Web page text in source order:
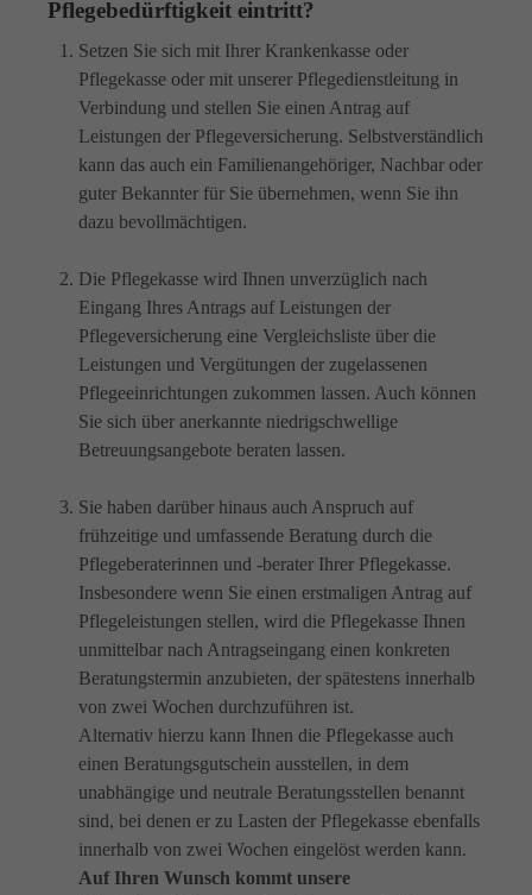
Pflegebedürftigkeit eintritt?
Setzen Sie sich mit Ihrer Krankenkasse oder
Pflegekasse oder mit unserer Pflegedienstleitung in
Verbindung und stellen Sie einen Antrag auf
Leistungen der Pflegeversicherung. Selbstverständlich
kann das auch ein Familienangehöriger, Nachbar oder
guter Bekannter für Sie übernehmen, wenn Sie ihn
dazu bevollmächtigen.
Die Pflegekasse wird Ihnen unverzüglich nach
Eingang Ihres Antrags auf Leistungen der
Pflegeversicherung eine Vergleichsliste über die
Leistungen und Vergütungen der zugelassenen
Pflegeeinrichtungen zukommen lassen. Auch können
Sie sich über anerkannte niedrigschwellige
Betreuungsangebote beraten lassen.
Sie haben darüber hinaus auch Anspruch auf
frühzeitige und umfassende Beratung durch die
Pflegeberaterinnen und -berater Ihrer Pflegekasse.
Insbesondere wenn Sie einen erstmaligen Antrag auf
Pflegeleistungen stellen, wird die Pflegekasse Ihnen
unmittelbar nach Antragseingang einen konkreten
Beratungstermin anzubieten, der spätestens innerhalb
von zwei Wochen durchzuführen ist.
Alternativ hierzu kann Ihnen die Pflegekasse auch
einen Beratungsgutschein ausstellen, in dem
unabhängige und neutrale Beratungsstellen benannt
sind, bei denen er zu Lasten der Pflegekasse ebenfalls
innerhalb von zwei Wochen eingelöst werden kann.
Auf Ihren Wunsch kommt unsere